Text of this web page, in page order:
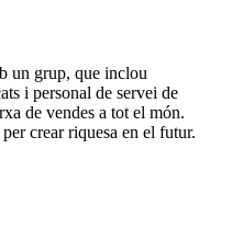
un grup, que inclou
i personal de servei de
de vendes a tot el món.
crear riquesa en el futur.